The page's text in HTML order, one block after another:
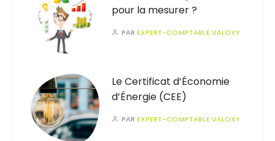
pour la mesurer ?
PAREXPERT-COMPTABLE VALOXY
Le Certificat d’Économie
d’Énergie (CEE)
PAREXPERT-COMPTABLE VALOXY